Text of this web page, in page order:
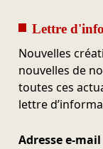
Lettre
Nouvelles
nouvelles de
toutes ces
lettre
Adresse e-mail